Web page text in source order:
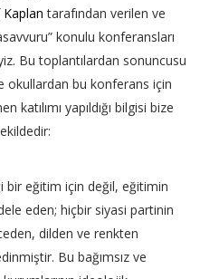
tarafından verilen ve
konulu konferansları
Bu toplantılardan sonuncusu
okullardan bu konferans için
yapıldığı bilgisi bize
bir eğitim için değil, eğitimin
eden; hiçbir siyasi partinin
dilden ve renkten
Bu bağımsız ve